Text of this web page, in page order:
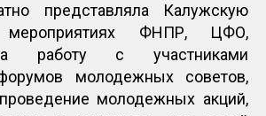
представляла Калужскую
ФНПР, ЦФО,
работу с участниками
молодежных советов,
молодежных акций,